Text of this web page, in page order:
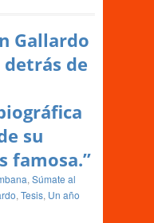
Gallardo
detrás de
su
famosa.”
, Súmate al
, Tesis, Un año